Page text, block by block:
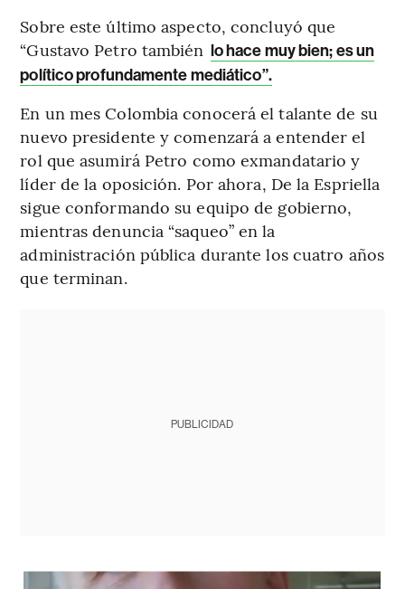
Sobre este último aspecto, concluyó que
“Gustavo Petro también lo hace muy bien; es un
político profundamente mediático”.
En un mes Colombia conocerá el talante de su
nuevo presidente y comenzará a entender el
rol que asumirá Petro como exmandatario y
líder de la oposición. Por ahora, De la Espriella
sigue conformando su equipo de gobierno,
mientras denuncia “saqueo” en la
administración pública durante los cuatro años
que terminan.
PUBLICIDAD